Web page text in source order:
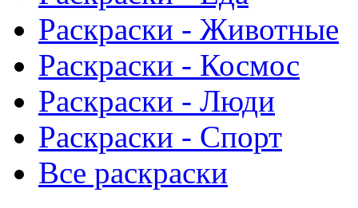
Раскраски - Животныe
Раскраски - Космос
Раскраски - Люди
Раскраски - Спорт
Все раскраски